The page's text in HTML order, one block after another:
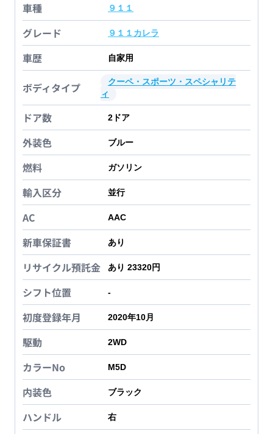
車種 ９１１
グレード ９１１カレラ
車歴 自家用
ボディタイプ
クーペ・スポーツ・スペシャリテ
ィ
ドア数 2 ドア
外装色 ブルー
燃料 ガソリン
輸入区分 並行
AC AAC
新車保証書 あり
リサイクル預託金 あり 23320円
シフト位置 -
初度登録年月 2020年10月
駆動 2WD
カラーNo M5D
内装色 ブラック
ハンドル 右